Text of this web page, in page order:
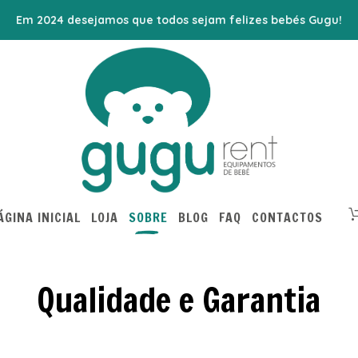
Em 2024 desejamos que todos sejam felizes bebés Gugu!
INICIAL LOJA SOBRE BLOG FAQ CONTACTOS
Qualidade e Garantia